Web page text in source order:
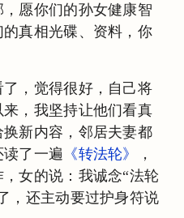
愿你们的孙女健康智
真相光碟、资料，你
，觉得很好，自己将
，我坚持让他们看真
新内容，邻居夫妻都
了一遍 《转法轮》
，
女的说：我诚念“法轮
，还主动要过护身符说